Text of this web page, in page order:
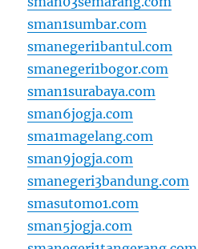
sman1sumbar.com
smanegeri1bantul.com
smanegeri1bogor.com
sman1surabaya.com
sman6jogja.com
sma1magelang.com
sman9jogja.com
smanegeri3bandung.com
smasutomo1.com
sman5jogja.com